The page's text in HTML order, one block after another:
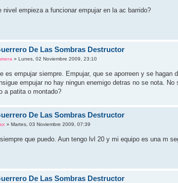
nivel empieza a funcionar empujar en la ac barrido?
De Las Sombras Destructor
» Lunes, 02 Noviembre 2009, 23:10
es empujar siempre. Empujar, que se aporreen y se
empujar no hay ningun enemigo detras no se nota.
a patita o montado?
De Las Sombras Destructor
» Martes, 03 Noviembre 2009, 07:39
que puedo. Aun tengo lvl 20 y mi equipo es una m
De Las Sombras Destructor